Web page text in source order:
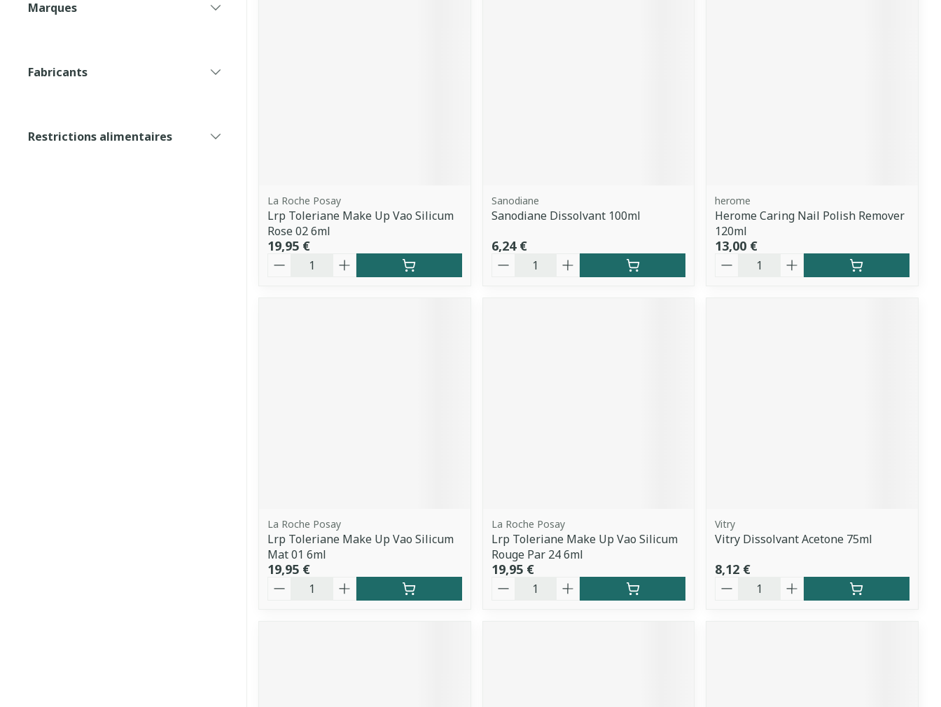
Marques
Fabricants
Restrictions alimentaires
La Roche Posay
Lrp Toleriane Make Up Vao Silicum
Rose 02 6ml
19,95 €
Quantité
Sanodiane
Sanodiane Dissolvant 100ml
6,24 €
Quantité
herome
Herome Caring Nail Polish Remover
120ml
13,00 €
Quantité
La Roche Posay
Lrp Toleriane Make Up Vao Silicum
Mat 01 6ml
19,95 €
Quantité
La Roche Posay
Lrp Toleriane Make Up Vao Silicum
Rouge Par 24 6ml
19,95 €
Quantité
Vitry
Vitry Dissolvant Acetone 75ml
8,12 €
Quantité